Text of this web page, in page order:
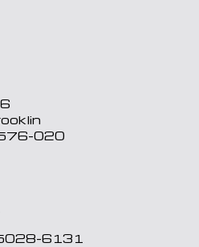
020
6131